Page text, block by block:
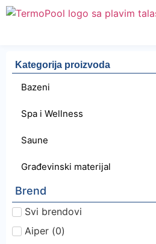
Kategorija proizvoda
Bazeni
Spa i Wellness
Saune
Građevinski materijal
Brend
Svi brendovi
Aiper (0)